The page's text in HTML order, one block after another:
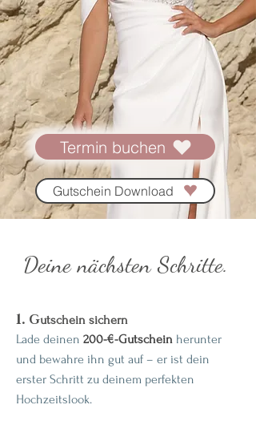
Termin buchen
Gutschein Download
Deine nächsten Schritte.
1. Gutschein sichern
Lade deinen 200-€-Gutschein herunter
und bewahre ihn gut auf – er ist dein
erster Schritt zu deinem perfekten
Hochzeitslook.